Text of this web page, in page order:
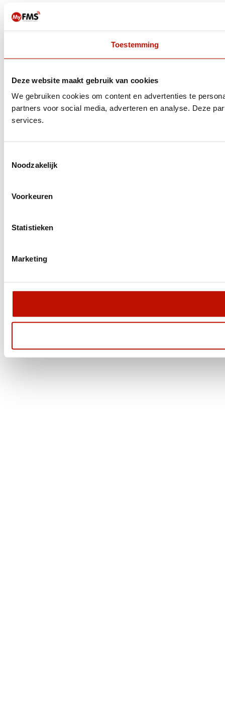
Toestemming
Deze website maakt gebruik van cookies
We gebruiken cookies om content en advertenties te
partners voor social media, adverteren en analyse. Deze
services.
Noodzakelijk
Voorkeuren
Statistieken
Marketing